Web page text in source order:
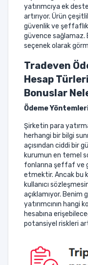
yatırımcıya ek
artırıyor. Ürün
güvenlik ve
güvence sağlamaz.
seçenek olarak
Tradeven
Hesap
Bonuslar
Ödeme
Şirketin para
herhangi bir bilgi
açısından ciddi bir
kurumun en temel
fonlarına şeffaf ve
etmektir. Ancak bu
kullanıcı
açıklamıyor. Benim
yatırımcının hangi
hesabına
potansiyel riskleri